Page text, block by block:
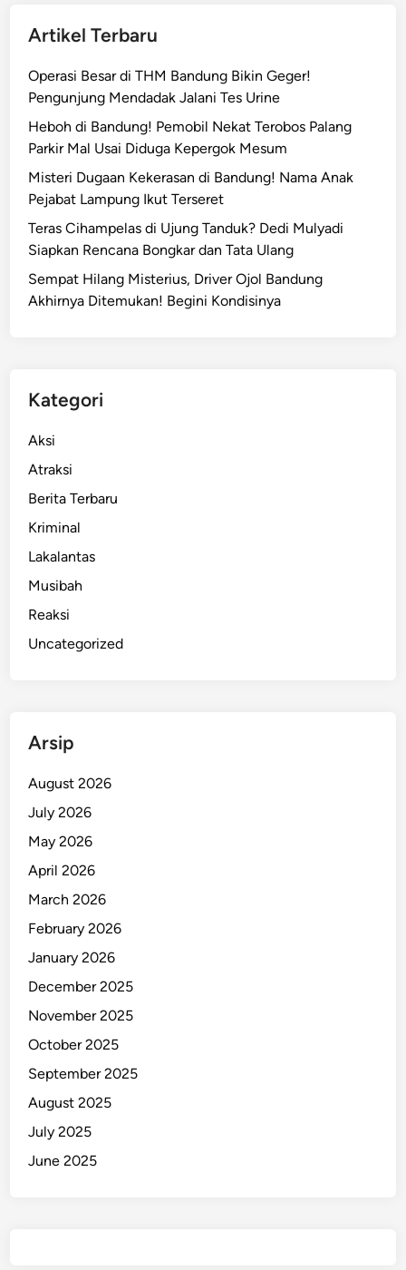
Artikel Terbaru
Operasi Besar di THM Bandung Bikin Geger!
Pengunjung Mendadak Jalani Tes Urine
Heboh di Bandung! Pemobil Nekat Terobos Palang
Parkir Mal Usai Diduga Kepergok Mesum
Misteri Dugaan Kekerasan di Bandung! Nama Anak
Pejabat Lampung Ikut Terseret
Teras Cihampelas di Ujung Tanduk? Dedi Mulyadi
Siapkan Rencana Bongkar dan Tata Ulang
Sempat Hilang Misterius, Driver Ojol Bandung
Akhirnya Ditemukan! Begini Kondisinya
Kategori
Aksi
Atraksi
Berita Terbaru
Kriminal
Lakalantas
Musibah
Reaksi
Uncategorized
Arsip
August 2026
July 2026
May 2026
April 2026
March 2026
February 2026
January 2026
December 2025
November 2025
October 2025
September 2025
August 2025
July 2025
June 2025